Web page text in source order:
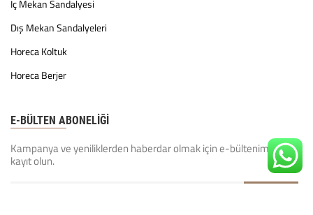
İç Mekan Sandalyesi
Dış Mekan Sandalyeleri
Horeca Koltuk
Horeca Berjer
E-BÜLTEN ABONELİĞİ
Kampanya ve yeniliklerden haberdar olmak için e-bültenimize
kayıt olun.